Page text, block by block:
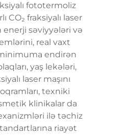
fototermoliz
fraksiyalı laser
səviyyələri və
real vaxt
endirən
yaş lekələri,
laser maşını
texniki
klinikalar da
ilə təchiz
riayət